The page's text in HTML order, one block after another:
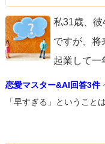
これらの方法を使っ
めきを与え、＜s＞彼
ません。あなたが彼の
私31歳、
ですが、将
起業して一
恋愛マスター&AI回答3件
「早すぎる」ということ